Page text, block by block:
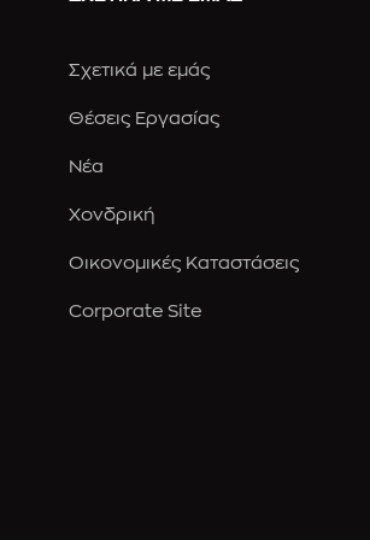
Σχετικά με εμάς
Θέσεις Εργασίας
Νέα
Χονδρική
Οικονομικές Καταστάσεις
Corporate Site